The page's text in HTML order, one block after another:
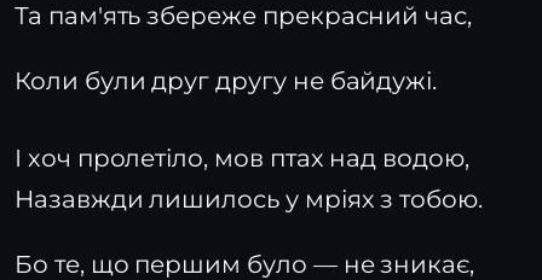
Та пам'ять збереже прекрасний час,
Коли були друг другу не байдужі.
І хоч пролетіло, мов птах над водою,
Назавжди лишилось у мріях з тобою.
Бо те, що першим було — не зникає,